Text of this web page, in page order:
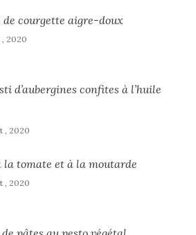
de courgette aigre-doux
, 2020
d’aubergines confites à l’huile
, 2020
la tomate et à la moutarde
, 2020